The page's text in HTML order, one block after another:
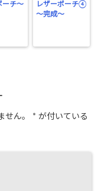
ーチ～
レザーポーチ④
～完成～
せん。 * が付いている